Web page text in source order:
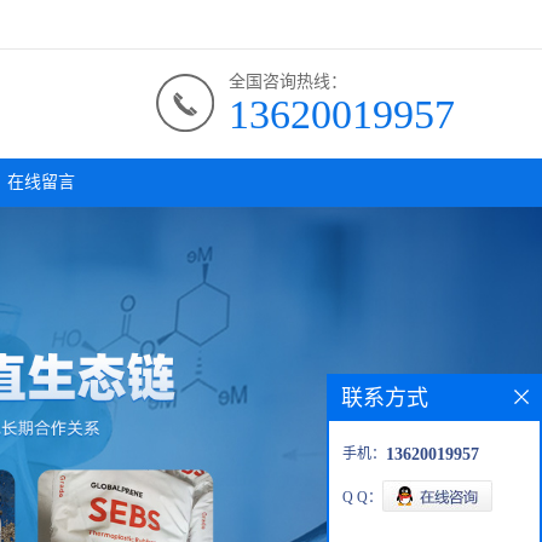
全国咨询热线：
13620019957
在线留言
联系方式
手机： 13620019957
Q Q：